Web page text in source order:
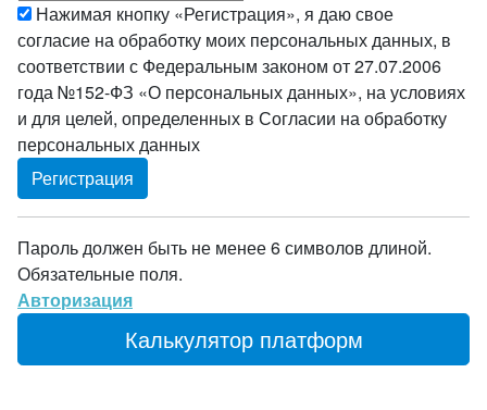
Нажимая кнопку «Регистрация», я даю свое
согласие на обработку моих персональных данных, в
соответствии с Федеральным законом от 27.07.2006
года №152-ФЗ «О персональных данных», на условиях
и для целей, определенных в Согласии на обработку
персональных данных
Пароль должен быть не менее 6 символов длиной.
Обязательные поля.
Авторизация
Калькулятор платформ